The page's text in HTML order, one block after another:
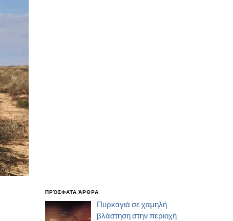
ΠΡΌΣΦΑΤΑ ΆΡΘΡΑ
Πυρκαγιά σε χαμηλή
βλάστηση στην περιοχή